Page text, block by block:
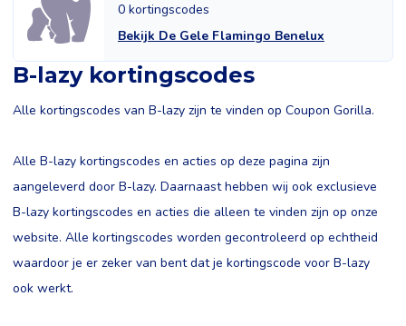
0 kortingscodes
Bekijk De Gele Flamingo Benelux
B-lazy kortingscodes
Alle kortingscodes van B-lazy zijn te vinden op Coupon Gorilla.
Alle B-lazy kortingscodes en acties op deze pagina zijn
aangeleverd door B-lazy. Daarnaast hebben wij ook exclusieve
B-lazy kortingscodes en acties die alleen te vinden zijn op onze
website. Alle kortingscodes worden gecontroleerd op echtheid
waardoor je er zeker van bent dat je kortingscode voor B-lazy
ook werkt.